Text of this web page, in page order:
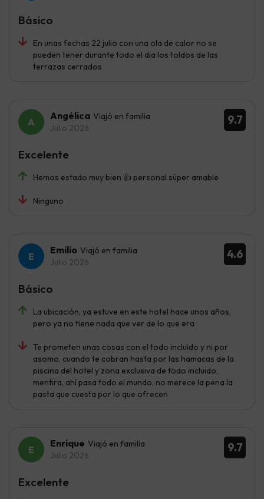
En unas fechas 22 julio con una ola de calor no se
pueden tener durante todo el dia los toldos de las
terrazas cerrados
Básico
9.7
Angélica Viajó en familia
Julio 2026
Hemos estado muy bien 👍 personal súper amable
Ninguno
Excelente
4.6
Emilio Viajó en familia
Julio 2026
La ubicación, ya estuve en este hotel hace unos años,
pero ya no tiene nada que ver de lo que era
Te prometen unas cosas con el todo incluido y ni por
asomo, cuando te cobran hasta por las hamacas de la
piscina del hotel y zona exclusiva de todo incluido,
mentira, ahí pasa todo el mundo, no merece la pena la
pasta que cuesta por lo que ofrecen
Básico
9.7
Enrique Viajó en familia
Julio 2026
Excelente